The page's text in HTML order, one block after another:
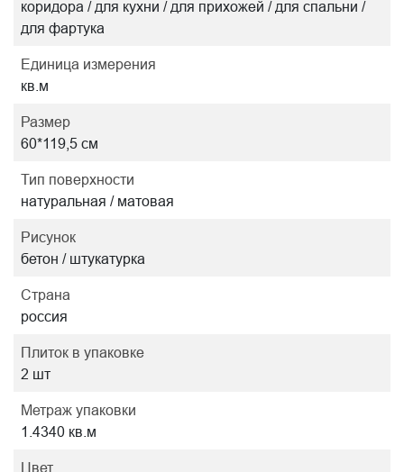
коридора / для кухни / для прихожей / для спальни /
для фартука
Единица измерения
кв.м
Размер
60*119,5 см
Тип поверхности
натуральная / матовая
Рисунок
бетон / штукатурка
Страна
россия
Плиток в упаковке
2 шт
Метраж упаковки
1.4340 кв.м
Цвет